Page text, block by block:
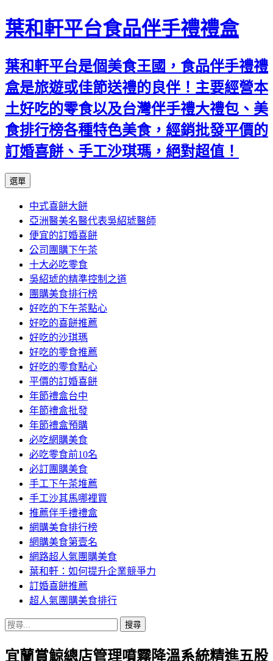
葉和軒平台食品伴手禮禮盒
葉和軒平台是個美食王國，食品伴手禮禮
盒是旅遊或佳節送禮的良伴！主要經營本
土好吃的零食以及台灣伴手禮大禮包、美
食排行榜各種特色美食，經銷批發平價的
訂婚喜餅、手工沙琪瑪，絕對超值！
選單
內
容
中式喜餅大餅
亞洲醫美名醫代表吳紹琥醫師
便宜的訂婚喜餅
公司團購下午茶
十大必吃零食
吳紹琥的精準控制之道
團購美食排行榜
好吃的下午茶點心
好吃的喜餅推薦
好吃的沙琪瑪
好吃的零食推薦
好吃的零食點心
平價的訂婚喜餅
年節禮盒台中
年節禮盒批發
年節禮盒預購
必吃網購美食
必吃零食前10名
必訂團購美食
手工下午茶堆薦
手工沙其馬哪裡買
推薦伴手禮禮盒
網購美食排行榜
網購美食第壹名
網路超人氣團購美食
葉和軒：如何提升企業競爭力
訂婚喜餅推薦
超人氣團購美食排行
搜
關
宜蘭賞鯨總店管理噴霧降溫系統精進五股